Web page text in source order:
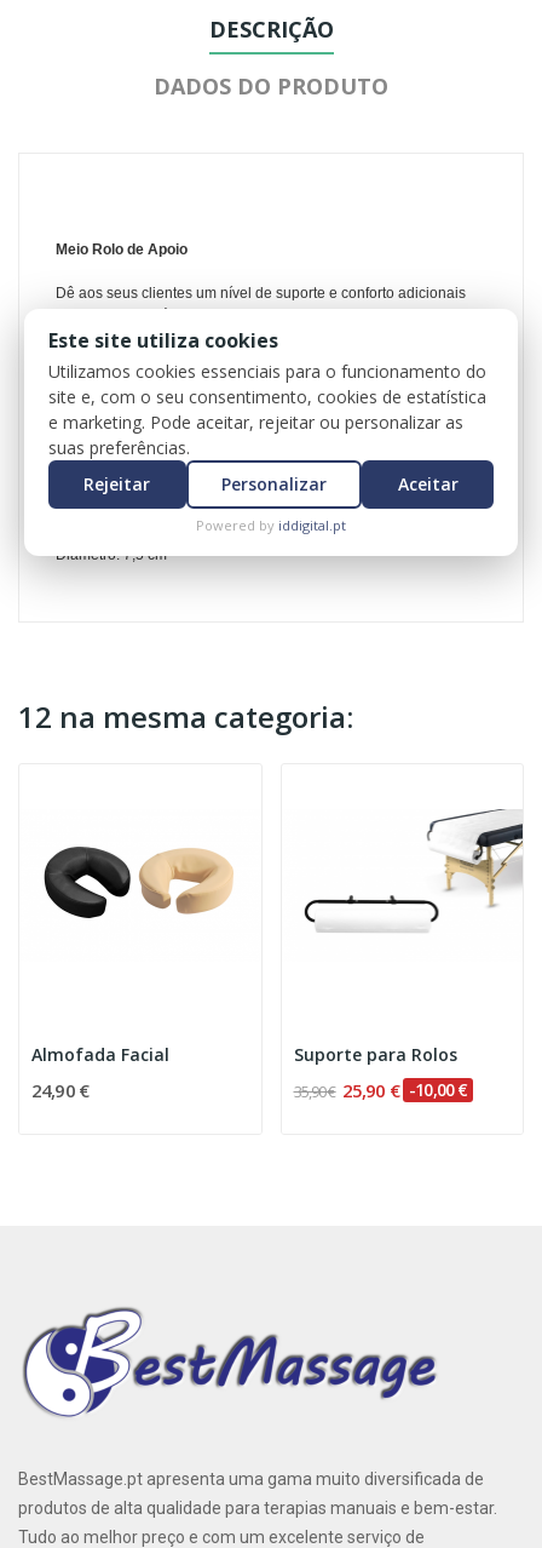
DESCRIÇÃO
DADOS DO PRODUTO
Meio Rolo de Apoio
Dê aos seus clientes um nível de suporte e conforto adicionais
Posicionando e alinhando o corpo do cliente para obter o
pode ser exactamente o que é necessário para proporcionar o
máximo de conforto e suporte ao cliente durante o tratamento.
Estes apoios estão disponíveis em preto
Dimensões aprox:
Comprimento: 65 cm
Diâmetro: 7,5 cm
12 na mesma categoria:
Almofada Facial
24,90 €
Suporte para Rolos
35,90 € 25,90 € -10,00 €
BestMassage.pt apresenta uma gama muito diversificada de
produtos de alta qualidade para terapias manuais e bem-estar.
Tudo ao melhor preço e com um excelente serviço de
Este site utiliza cookies
Utilizamos cookies essenciais para o funcionamento do
site e, com o seu consentimento, cookies de estatística
e marketing. Pode aceitar, rejeitar ou personalizar as
suas preferências.
Rejeitar
Personalizar Aceitar
Powered by iddigital.pt